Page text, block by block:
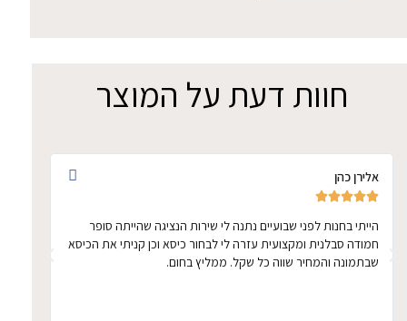
חוות דעת על המוצר
אלירן כהן





הייתי בחנות לפני שבועיים נתנה לי שירות הנציגה שהייתה סופר
חמודה סבלנית ומקצועית עזרה לי לבחור כיסא וכן קניתי את הכיסא
שבתמונה והמחיר שווה כל שקל. ממליץ בחום.